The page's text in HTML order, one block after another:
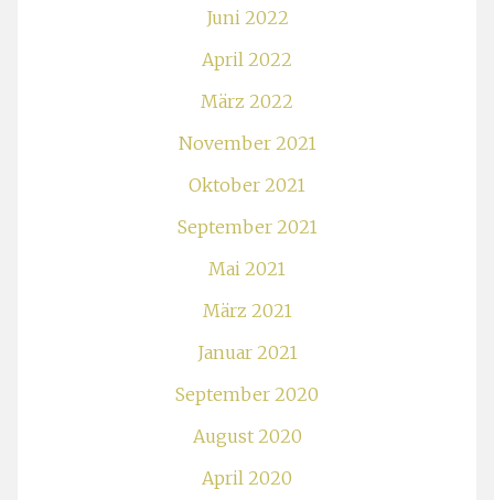
Juni 2022
April 2022
März 2022
November 2021
Oktober 2021
September 2021
Mai 2021
März 2021
Januar 2021
September 2020
August 2020
April 2020